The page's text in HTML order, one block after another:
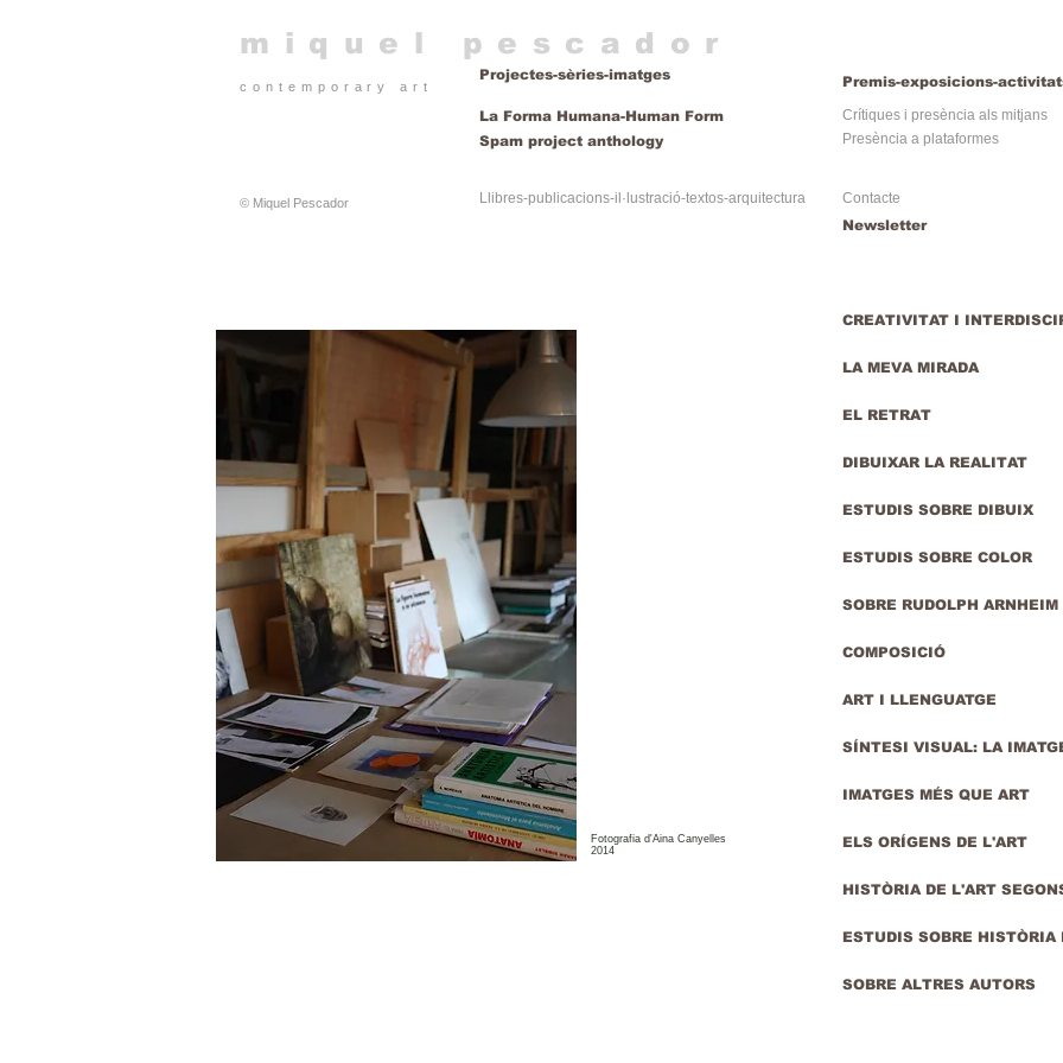
​miquel pescador
contemporary art​
Projectes-sèries-imatges
La Forma Humana-Human Form
Spam project anthology
Premis-exposicions-
Crítiques i presència als mitjans
Presència a plataformes
© Miquel Pescador Llibres-publicacions-il·lustració-textos-arquitectura
Contacte
Newsletter
Fotografia d'Aina Canyelles
2014
CREATIVITAT I
LA MEVA MIRADA
EL RETRAT
DIBUIXAR LA REALITAT
ESTUDIS SOBRE DIBUIX
ESTUDIS SOBRE COLOR
SOBRE RUDOLPH ARNHEIM
COMPOSICIÓ
ART I LLENGUATGE
SÍNTESI VISUAL: LA
IMATGES MÉS QUE ART
ELS ORÍGENS DE L'ART
HISTÒRIA DE L'ART
ESTUDIS SOBRE HISTÒRIA
SOBRE ALTRES AUTORS